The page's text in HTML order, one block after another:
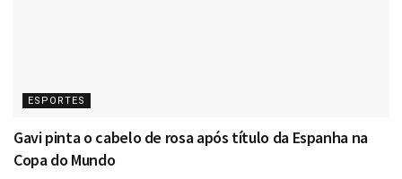
ESPORTES
Gavi pinta o cabelo de rosa após título da Espanha na
Copa do Mundo